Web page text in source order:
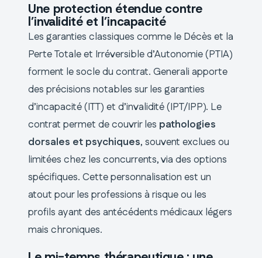
Une protection étendue contre
l’invalidité et l’incapacité
Les garanties classiques comme le Décès et la
Perte Totale et Irréversible d’Autonomie (PTIA)
forment le socle du contrat. Generali apporte
des précisions notables sur les garanties
d’incapacité (ITT) et d’invalidité (IPT/IPP). Le
contrat permet de couvrir les pathologies
dorsales et psychiques, souvent exclues ou
limitées chez les concurrents, via des options
spécifiques. Cette personnalisation est un
atout pour les professions à risque ou les
profils ayant des antécédents médicaux légers
mais chroniques.